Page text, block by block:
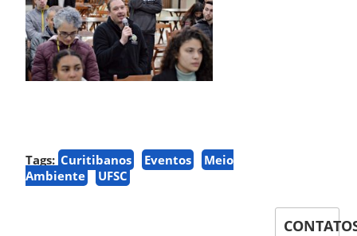
Tags: Curitibanos Eventos
Meio
Ambiente
UFSC